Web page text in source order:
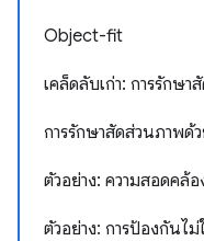
Object-fit
เคล็ดลับเก่า: การรักษ
การรักษาสัดส่วนภาพ
ตัวอย่าง: ความสอดคล้
ตัวอย่าง: การป้องกันไ